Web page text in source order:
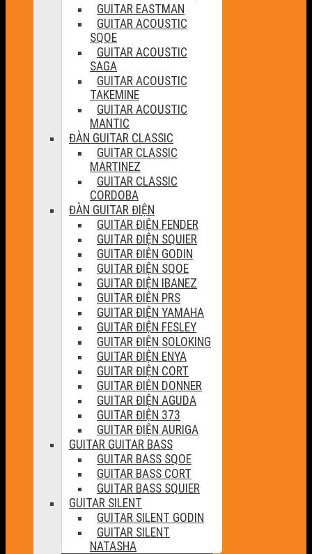
GUITAR EASTMAN
GUITAR ACOUSTIC
SQOE
GUITAR ACOUSTIC
SAGA
GUITAR ACOUSTIC
TAKEMINE
GUITAR ACOUSTIC
MANTIC
ĐÀN GUITAR CLASSIC
GUITAR CLASSIC
MARTINEZ
GUITAR CLASSIC
CORDOBA
ĐÀN GUITAR ĐIỆN
GUITAR ĐIỆN FENDER
GUITAR ĐIỆN SQUIER
GUITAR ĐIỆN GODIN
GUITAR ĐIỆN SQOE
GUITAR ĐIỆN IBANEZ
GUITAR ĐIỆN PRS
GUITAR ĐIỆN YAMAHA
GUITAR ĐIỆN FESLEY
GUITAR ĐIỆN SOLOKING
GUITAR ĐIỆN ENYA
GUITAR ĐIỆN CORT
GUITAR ĐIỆN DONNER
GUITAR ĐIỆN AGUDA
GUITAR ĐIỆN 373
GUITAR ĐIỆN AURIGA
GUITAR GUITAR BASS
GUITAR BASS SQOE
GUITAR BASS CORT
GUITAR BASS SQUIER
GUITAR SILENT
GUITAR SILENT GODIN
GUITAR SILENT
NATASHA